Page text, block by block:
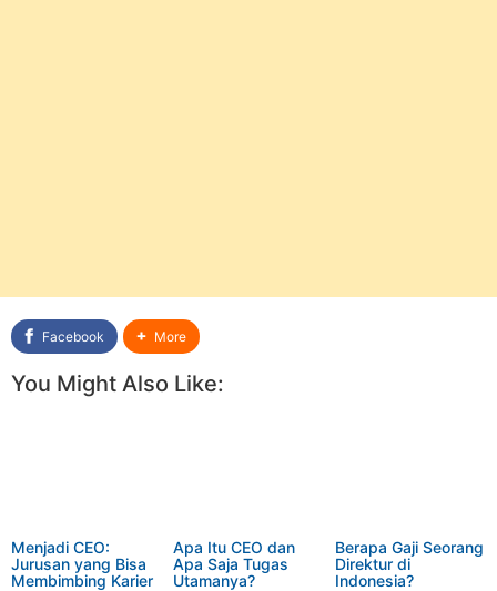
Facebook More
You Might Also Like:
Menjadi CEO:
Jurusan yang Bisa
Membimbing Karier
Apa Itu CEO dan
Apa Saja Tugas
Utamanya?
Berapa Gaji Seorang
Direktur di
Indonesia?